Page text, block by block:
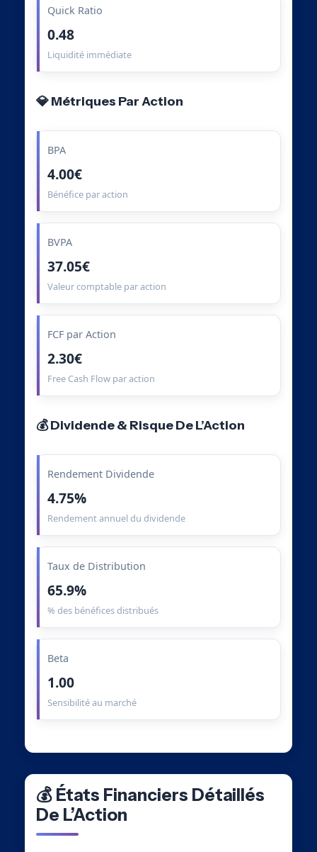
Quick Ratio
0.48
Liquidité immédiate
💎 Métriques Par Action
BPA
4.00€
Bénéfice par action
BVPA
37.05€
Valeur comptable par action
FCF par Action
2.30€
Free Cash Flow par action
💰 Dividende & Risque De L’Action
Rendement Dividende
4.75%
Rendement annuel du dividende
Taux de Distribution
65.9%
% des bénéfices distribués
Beta
1.00
Sensibilité au marché
💰 États Financiers Détaillés
De L’Action